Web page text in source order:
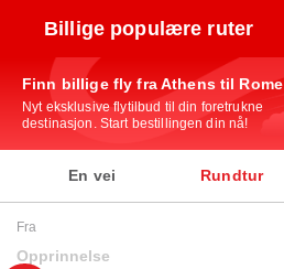
Billige populære ruter
Finn billige fly fra Athens til Rome
Nyt eksklusive flytilbud til din foretrukne
destinasjon. Start bestillingen din nå!
En vei Rundtur
Fra
Opprinnelse